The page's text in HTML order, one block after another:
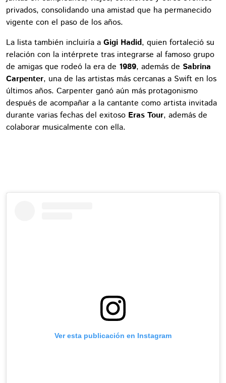
privados, consolidando una amistad que ha permanecido
vigente con el paso de los años.
La lista también incluiría a Gigi Hadid, quien fortaleció su
relación con la intérprete tras integrarse al famoso grupo
de amigas que rodeó la era de 1989, además de Sabrina
Carpenter, una de las artistas más cercanas a Swift en los
últimos años. Carpenter ganó aún más protagonismo
después de acompañar a la cantante como artista invitada
durante varias fechas del exitoso Eras Tour, además de
colaborar musicalmente con ella.
Ver esta publicación en Instagram